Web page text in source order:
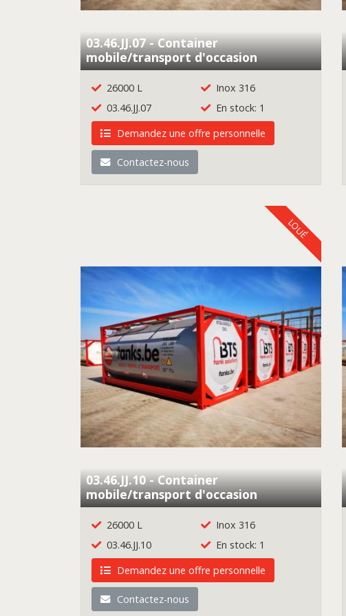
03.46.JJ.07 - Container
mobile/transport d'occasion
26000 L
Inox 316
03.46.JJ.07
En stock: 1
Demandez une offre personnelle
Contactez-nous
03.46.JJ.10 - Container
mobile/transport d'occasion
LOUÉ
26000 L
Inox 316
03.46.JJ.10
En stock: 1
Demandez une offre personnelle
Contactez-nous